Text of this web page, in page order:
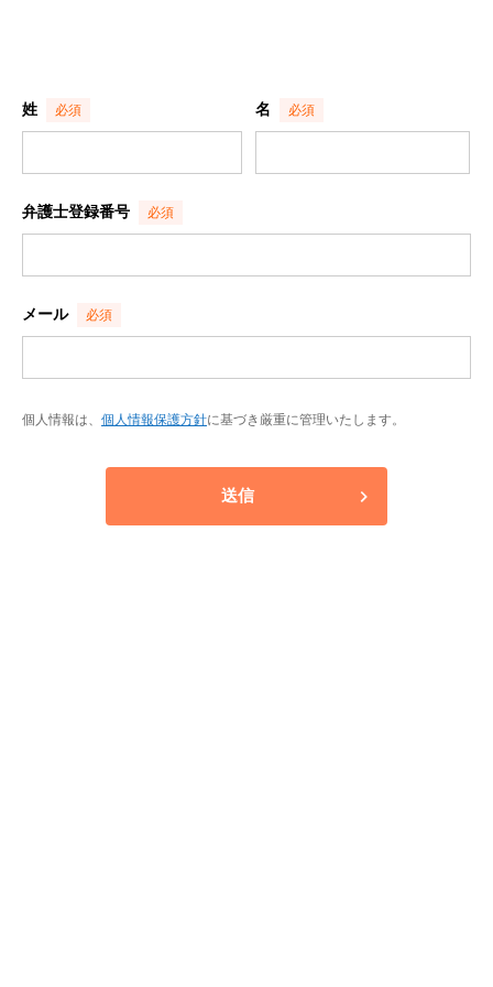
姓 名
弁護士登録番号
メール
個人情報は、 個人情報保護方針に基づき厳重に管理いたします。